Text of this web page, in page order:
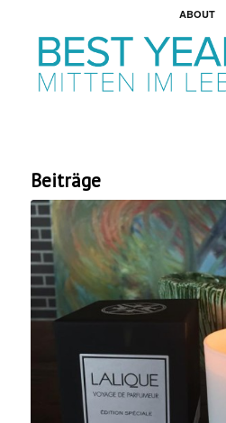
ABOUT
Beiträge